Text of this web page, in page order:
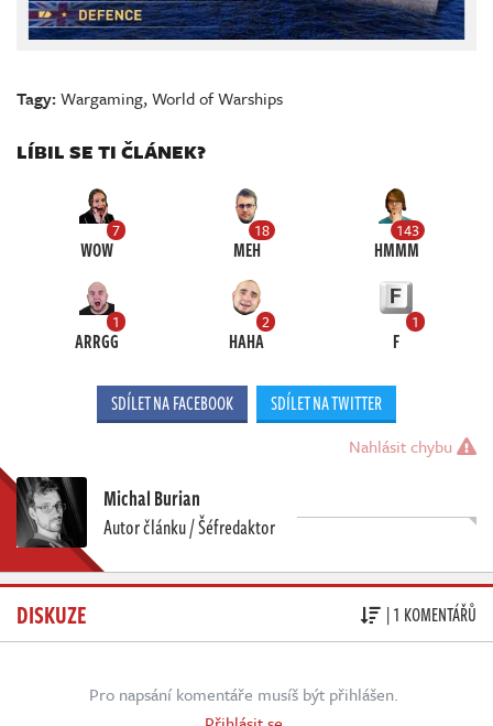
Tagy:Wargaming,World of Warships
LÍBIL SE TI ČLÁNEK?
7
WOW
18
MEH
143
HMMM
1
ARRGG
2
HAHA
1
F
SDÍLET NA FACEBOOK SDÍLET NA TWITTER
Nahlásit chybu
Michal Burian
Autor článku / Šéfredaktor
DISKUZE | 1 KOMENTÁŘŮ
Pro napsání komentáře musíš být přihlášen.